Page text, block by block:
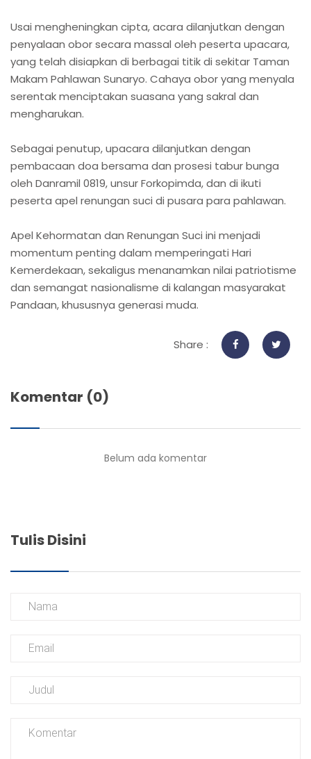
Usai mengheningkan cipta, acara dilanjutkan dengan
penyalaan obor secara massal oleh peserta upacara,
yang telah disiapkan di berbagai titik di sekitar Taman
Makam Pahlawan Sunaryo. Cahaya obor yang menyala
serentak menciptakan suasana yang sakral dan
mengharukan.
Sebagai penutup, upacara dilanjutkan dengan
pembacaan doa bersama dan prosesi tabur bunga
oleh Danramil 0819, unsur Forkopimda, dan di ikuti
peserta apel renungan suci di pusara para pahlawan.
Apel Kehormatan dan Renungan Suci ini menjadi
momentum penting dalam memperingati Hari
Kemerdekaan, sekaligus menanamkan nilai patriotisme
dan semangat nasionalisme di kalangan masyarakat
Pandaan, khususnya generasi muda.
Share :
Komentar (0)
Belum ada komentar
Tulis Disini